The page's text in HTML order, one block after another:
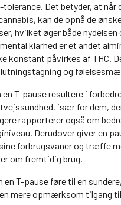
tolerance. Det betyder, at når
kan de opnå de
hvilket øger både
klarhed er et andet
konstant påvirkes af THC.
og
en T-pause resultere i
især for dem,
rapporterer også om
Derudover giver en
forbrugsvaner og træffe
om fremtidig brug.
en T-pause føre til en
mere opmærksom tilgang